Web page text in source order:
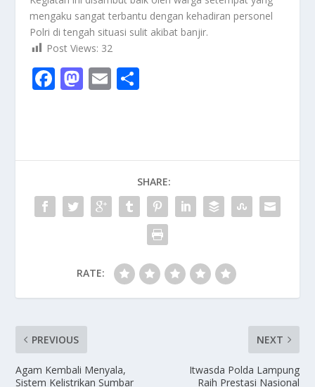
mengaku sangat terbantu dengan kehadiran personel
Polri di tengah situasi sulit akibat banjir.
Post Views: 32
F
o
o
k
M
o
n
E
SHARE:
RATE:
PREVIOUS
Agam Kembali Menyala,
Sistem Kelistrikan Sumbar
NEXT
Itwasda Polda Lampung
Raih Prestasi Nasional